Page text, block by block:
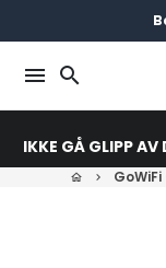
videre
innholdet
Gratis
menu search
IKKE GÅ GLIPP
home keyboard_arrow_right